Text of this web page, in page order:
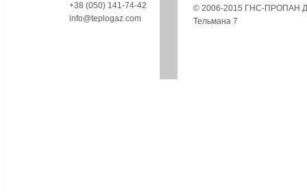
+38 (050) 141-74-42
info@teplogaz.com
© 2006-2015 ГНС-ПРОПАН
Тельмана 7